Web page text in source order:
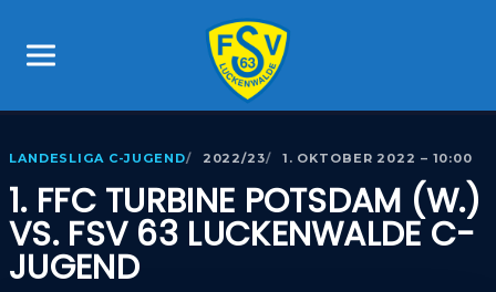
LANDESLIGA C-JUGEND 2022/23 1. OKTOBER 2022 – 10:00
1. FFC TURBINE POTSDAM (W.)
VS. FSV 63 LUCKENWALDE C-
JUGEND